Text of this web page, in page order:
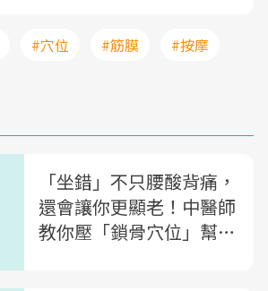
#穴位 #筋膜 #按摩
「坐錯」不只腰酸背痛，
還會讓你更顯老！中醫師
教你壓「鎖骨穴位」幫身